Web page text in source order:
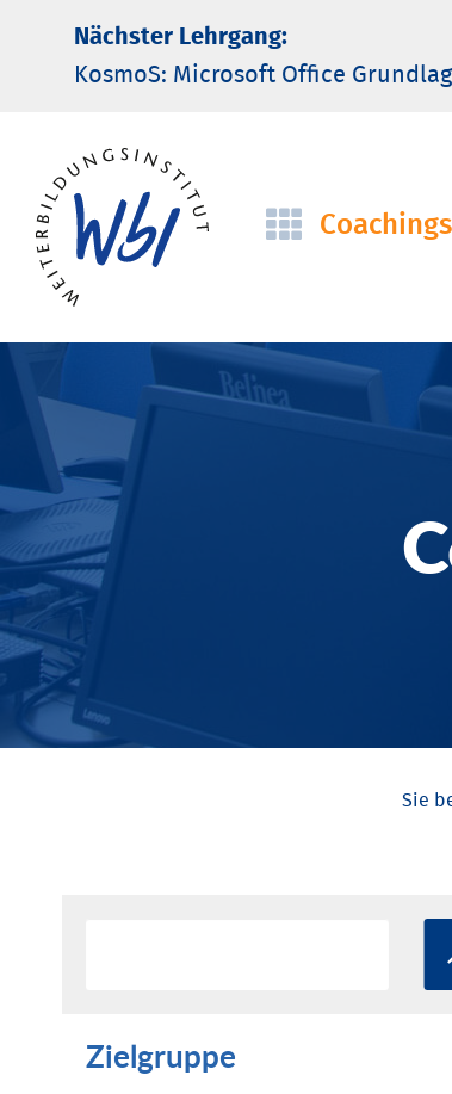
Nächster Lehrgang:
KosmoS: Microsoft Office
Navigation
Coachings
Zielgruppe